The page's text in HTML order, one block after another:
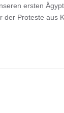
ersten
der Proteste aus